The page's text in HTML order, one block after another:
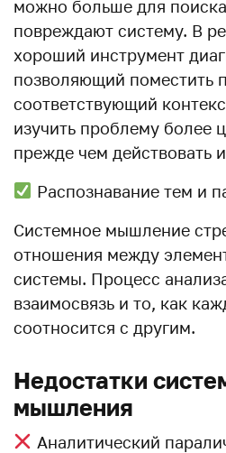
можно больше для
повреждают систему. В
хороший инструмент
позволяющий поместить
соответствующий
изучить проблему более
прежде чем действовать
Распознавание тем и
Системное мышление
отношения между
системы. Процесс
взаимосвязь и то, как
соотносится с другим.
Недостатки
мышления
Аналитический